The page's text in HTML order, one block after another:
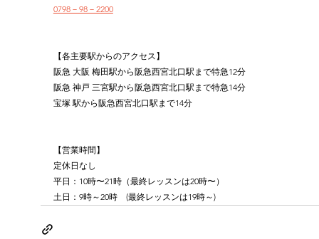
0798－98－2200
【各主要駅からのアクセス】
阪急 大阪 梅田駅から阪急西宮北口駅まで特急12分
阪急 神戸 三宮駅から阪急西宮北口駅まで特急14分
宝塚 駅から阪急西宮北口駅まで14分
【営業時間】
定休日なし
平日：10時〜21時（最終レッスンは20時〜）
土日：9時～20時　(最終レッスンは19時～)